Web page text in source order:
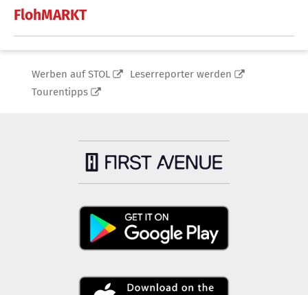
FlohMARKT
Werben auf STOL
Leserreporter werden
Tourentipps